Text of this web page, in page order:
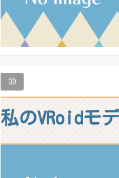
3D
私のVRoidモ